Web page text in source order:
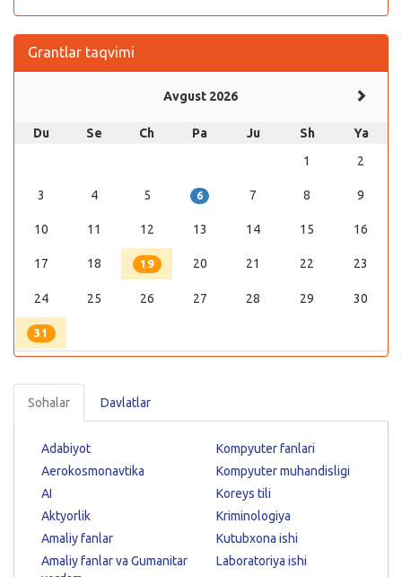
Grantlar taqvimi
Avgust 2026
Du Se Ch Pa Ju Sh
Ya
1
2
3 4 5 6 7 8 9
10 11 12 13 14 15 16
17 18 19 20 21 22 23
24 25 26 27 28 29 30
31
Sohalar Davlatlar
Adabiyot
Aerokosmonavtika
AI
Aktyorlik
Amaliy fanlar
Amaliy fanlar va Gumanitar
Kompyuter fanlari
Kompyuter muhandisligi
Koreys tili
Kriminologiya
Kutubxona ishi
Laboratoriya ishi